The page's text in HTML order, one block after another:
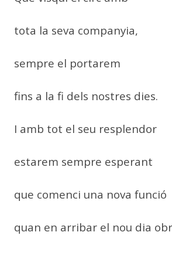
tota la seva companyia,
sempre el portarem
fins a la fi dels nostres dies.
I amb tot el seu resplendor
estarem sempre esperant
que comenci una nova funció
quan en arribar el nou dia